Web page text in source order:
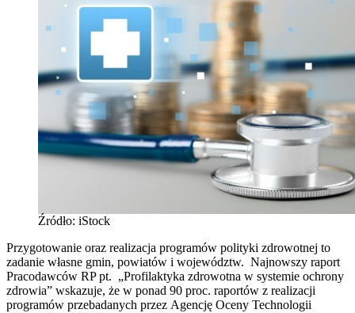
Źródło: iStock
Przygotowanie oraz realizacja programów polityki zdrowotnej to
zadanie własne gmin, powiatów i województw. Najnowszy raport
Pracodawców RP pt. „Profilaktyka zdrowotna w systemie ochrony
zdrowia” wskazuje, że w ponad 90 proc. raportów z realizacji
programów przebadanych przez Agencję Oceny Technologii